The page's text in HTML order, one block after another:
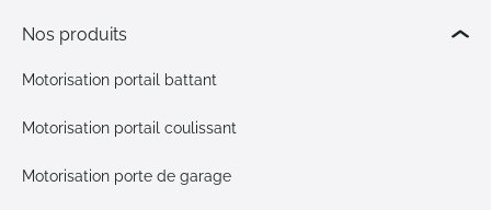
Nos produits
Motorisation portail battant
Motorisation portail coulissant
Motorisation porte de garage